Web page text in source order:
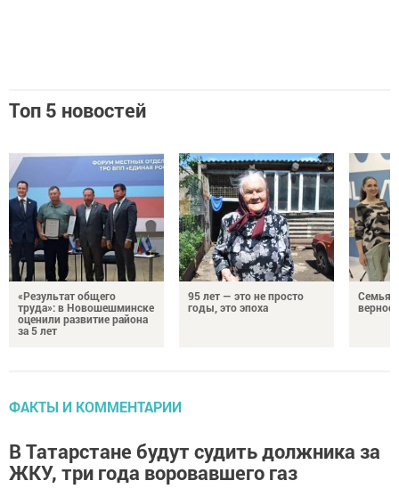
Топ 5 новостей
«Результат общего
труда»: в Новошешминске
оценили развитие района
за 5 лет
95 лет — это не просто
годы, это эпоха
Семья
ФАКТЫ И КОММЕНТАРИИ
В Татарстане будут судить должника за
ЖКУ, три года воровавшего газ